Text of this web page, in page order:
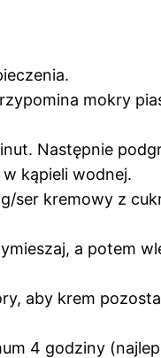
mokry
Następnie
kąpieli wodnej.
ser kremowy z
a potem
aby krem
4 godziny